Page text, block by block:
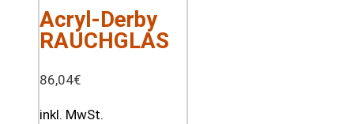
Acryl-Derby
RAUCHGLAS
86,04€
inkl. MwSt.